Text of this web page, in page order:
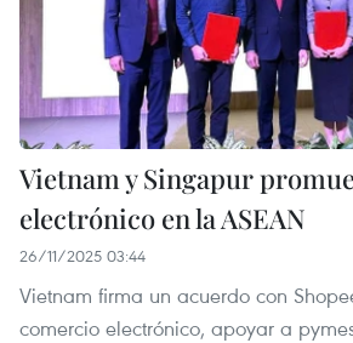
Vietnam y Singapur
electrónico en la ASEAN
26/11/2025 03:44
Vietnam firma un acuerdo con
comercio electrónico, apoyar a